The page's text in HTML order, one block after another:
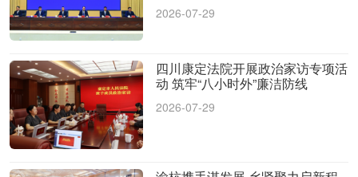
2026-07-29
四川康定法院开展政治家访专项活
动 筑牢“八小时外”廉洁防线
2026-07-29